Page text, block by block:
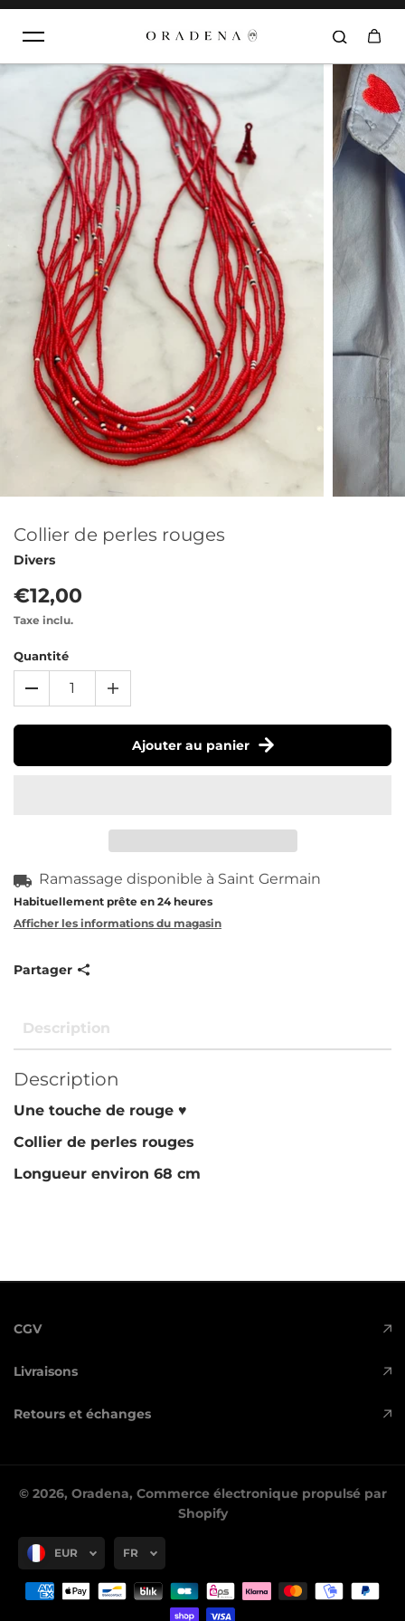
Collier de perles rouges
Divers
€12,00
Taxe inclu.
Quantité
Ajouter au panier
Ramassage disponible à Saint Germain
Habituellement prête en 24 heures
Afficher les informations du magasin
Partager
Description
Description
Une touche de rouge ♥️
Collier de perles rouges
Longueur environ 68 cm
CGV
Livraisons
Retours et échanges
© 2026, Oradena, Commerce électronique propulsé par
Shopify
EUR FR